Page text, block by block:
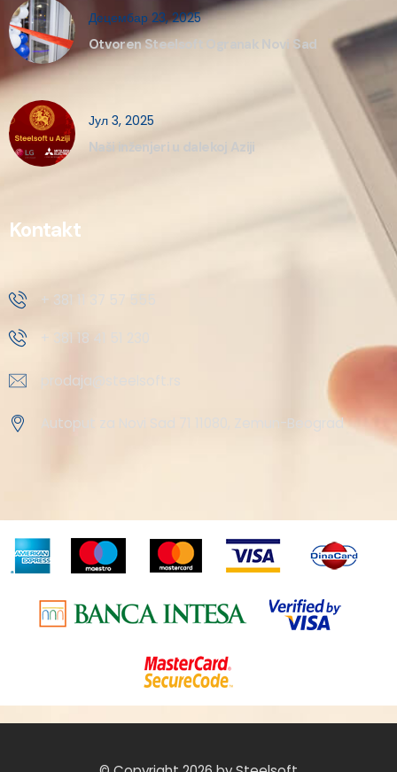
Децембар 23, 2025
Otvoren Steelsoft Ogranak Novi Sad
Јул 3, 2025
Naši inženjeri u dalekoj Aziji
Kontakt
+ 381 11 37 57 555
+ 381 18 41 51 230
prodaja@steelsoft.rs
Autoput za Novi Sad 71 11080, Zemun-Beograd